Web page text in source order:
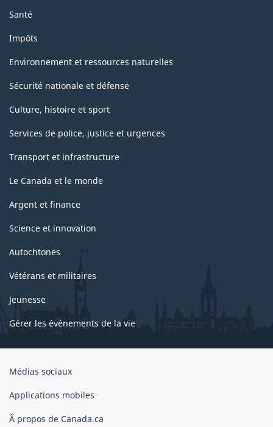
Santé
Impôts
Environnement et ressources naturelles
Sécurité nationale et défense
Culture, histoire et sport
Services de police, justice et urgences
Transport et infrastructure
Le Canada et le monde
Argent et finance
Science et innovation
Autochtones
Vétérans et militaires
Jeunesse
Gérer les événements de la vie
Organisation
gouvernement
Canada
Médias sociaux
Applications mobiles
Ã propos de Canada.ca